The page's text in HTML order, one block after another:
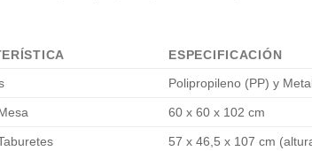
ESPECIFICACIÓN
Polipropileno (PP) y
60 x 60 x 102 cm
57 x 46,5 x 107 cm